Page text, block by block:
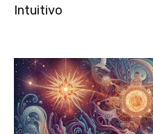
Intuitivo